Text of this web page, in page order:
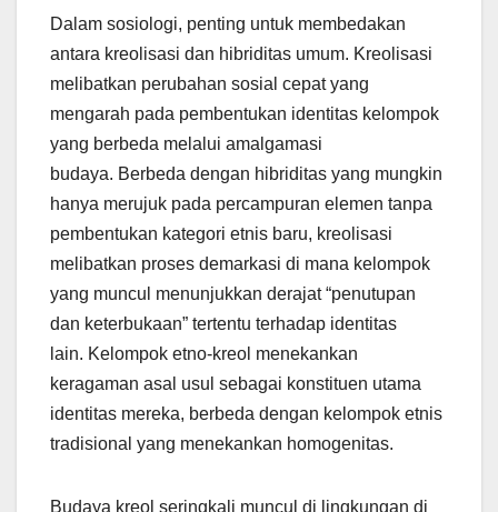
Dalam sosiologi, penting untuk membedakan
antara kreolisasi dan hibriditas umum. Kreolisasi
melibatkan perubahan sosial cepat yang
mengarah pada pembentukan identitas kelompok
yang berbeda melalui amalgamasi
budaya. Berbeda dengan hibriditas yang mungkin
hanya merujuk pada percampuran elemen tanpa
pembentukan kategori etnis baru, kreolisasi
melibatkan proses demarkasi di mana kelompok
yang muncul menunjukkan derajat “penutupan
dan keterbukaan” tertentu terhadap identitas
lain. Kelompok etno-kreol menekankan
keragaman asal usul sebagai konstituen utama
identitas mereka, berbeda dengan kelompok etnis
tradisional yang menekankan homogenitas.
Budaya kreol seringkali muncul di lingkungan di